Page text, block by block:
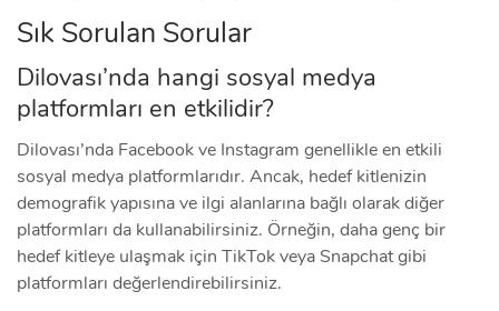
Sık Sorulan Sorular
Dilovası’nda hangi sosyal medya
platformları en etkilidir?
Dilovası’nda Facebook ve Instagram genellikle en etkili
sosyal medya platformlarıdır. Ancak, hedef kitlenizin
demografik yapısına ve ilgi alanlarına bağlı olarak diğer
platformları da kullanabilirsiniz. Örneğin, daha genç bir
hedef kitleye ulaşmak için TikTok veya Snapchat gibi
platformları değerlendirebilirsiniz.